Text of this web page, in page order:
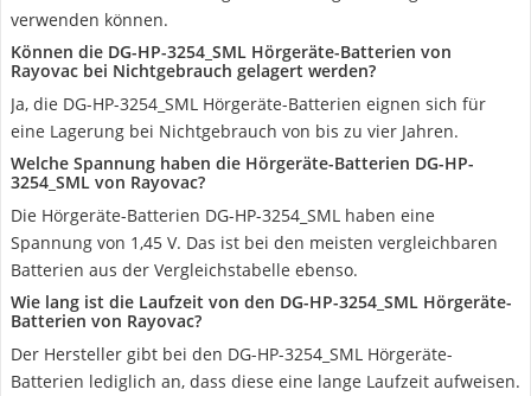
verwenden können.
Können die DG-HP-3254_SML Hörgeräte-Batterien von
Rayovac bei Nichtgebrauch gelagert werden?
Ja, die DG-HP-3254_SML Hörgeräte-Batterien eignen sich für
eine Lagerung bei Nichtgebrauch von bis zu vier Jahren.
Welche Spannung haben die Hörgeräte-Batterien DG-HP-
3254_SML von Rayovac?
Die Hörgeräte-Batterien DG-HP-3254_SML haben eine
Spannung von 1,45 V. Das ist bei den meisten vergleichbaren
Batterien aus der Vergleichstabelle ebenso.
Wie lang ist die Laufzeit von den DG-HP-3254_SML Hörgeräte-
Batterien von Rayovac?
Der Hersteller gibt bei den DG-HP-3254_SML Hörgeräte-
Batterien lediglich an, dass diese eine lange Laufzeit aufweisen.